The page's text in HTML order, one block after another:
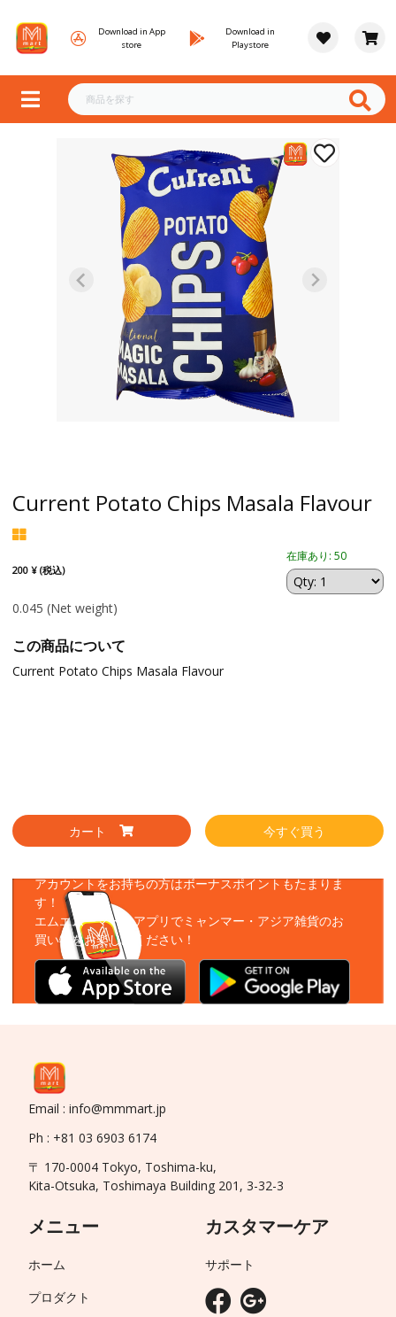
Download in App
store
Download in
Playstore
Current Potato Chips Masala Flavour
200 ¥ (税込)
在庫あり: 50
0.045 (Net weight)
この商品について
Current Potato Chips Masala Flavour
カート 今すぐ買う
アカウントをお持ちの方はボーナスポイントもたまりま
す！
エムエムーマートアプリでミャンマー・アジア雑貨のお
買い物をお楽しみください！
Email : info@mmmart.jp
Ph : +81 03 6903 6174
〒 170-0004 Tokyo, Toshima-ku,
Kita-Otsuka, Toshimaya Building 201, 3-32-3
メニュー
ホーム
プロダクト
カスタマーケア
サポート